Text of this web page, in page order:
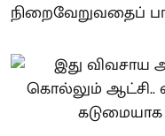
நிறைவேறுவதைப்